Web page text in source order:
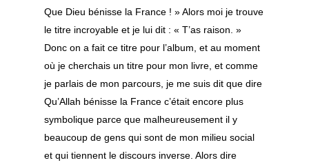
Que Dieu bénisse la France ! » Alors moi je trouve
le titre incroyable et je lui dit : « T’as raison. »
Donc on a fait ce titre pour l’album, et au moment
où je cherchais un titre pour mon livre, et comme
je parlais de mon parcours, je me suis dit que dire
Qu’Allah bénisse la France c’était encore plus
symbolique parce que malheureusement il y
beaucoup de gens qui sont de mon milieu social
et qui tiennent le discours inverse. Alors dire